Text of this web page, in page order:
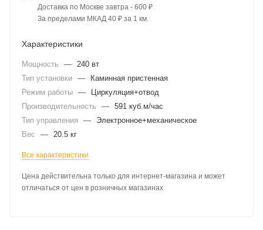
Доставка по Москве завтра - 600 ₽
За пределами МКАД 40 ₽ за 1 км.
Характеристики
Мощность — 240 вт
Тип установки —
Каминная пристенная
Режим работы —
Циркуляция+отвод
Производительность
— 591 куб.м/час
Тип управления
—
Электронное+механическое
Вес
— 20.5 кг
Все характеристики
Цена действительна только для интернет-магазина и может
отличаться от цен в розничных магазинах